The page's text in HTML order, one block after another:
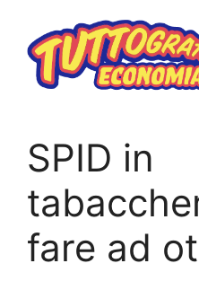
contenuto
SPID in
fare ad